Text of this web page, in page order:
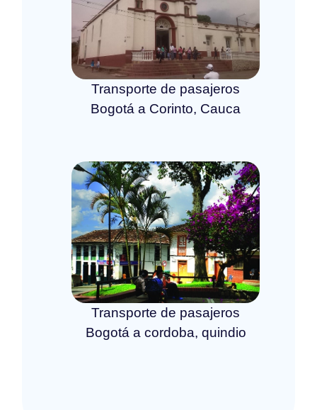
Transporte de pasajeros
Bogotá a Corinto, Cauca
Transporte de pasajeros
Bogotá a cordoba, quindio